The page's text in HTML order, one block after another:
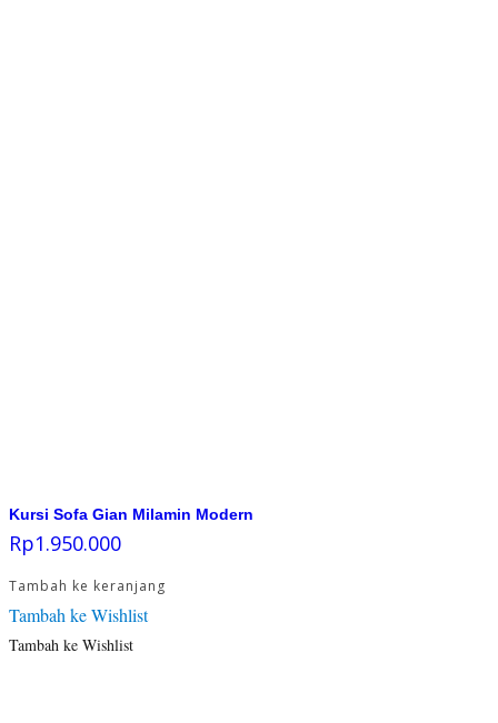
Kursi Sofa Gian Milamin Modern
Rp1.950.000
Tambah ke keranjang
Tambah ke Wishlist
Tambah ke Wishlist